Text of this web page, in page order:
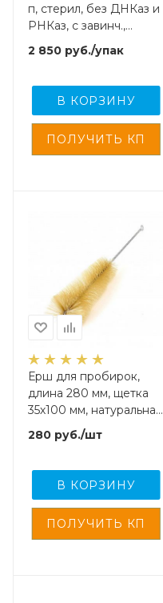
п, стерил, без ДНКаз и
РНКаз, с завинч.,
крышкой, JBF, 100 шт/
упак
2 850 руб./упак
В КОРЗИНУ
Ерш для пробирок,
длина 280 мм, щетка
35х100 мм, натуральная
280 руб./шт
В КОРЗИНУ